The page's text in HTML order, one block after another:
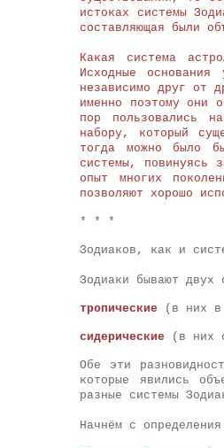
истоках системы
составляющая были
Какая система
Исходные
независимо друг от
именно поэтому они
пор пользовались
набору, который
тогда можно было
системы, повинуясь
опыт многих
позволяют хорошо
* * *
Зодиаков, как и
Зодиаки бывают двух
тропические (в них в
сидерические (в них
Обе эти
которые явились
разные системы
Начнём с